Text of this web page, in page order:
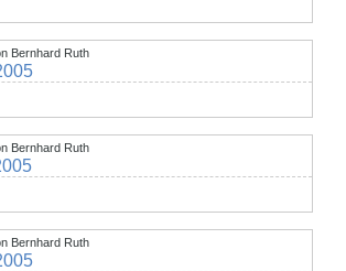
Bernhard Ruth
Bernhard Ruth
Bernhard Ruth